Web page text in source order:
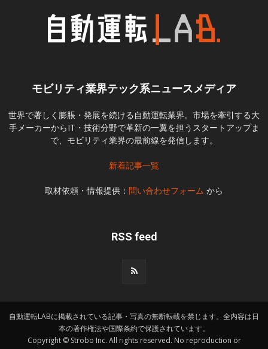
モビリティ業界テック系ニュースメディア
世界で著しく膨脹・発展を続ける自動運転業界。市場を牽引する大
手メーカーからIT・技術分野で革新の一翼を担うスタートアップま
で、モビリティ業界の最前線を発信します。
新着記事一覧
取材依頼・情報提供： 問い合わせフォーム から
RSS feed
自動運転LABに掲載されている記事・写真の無断転載を禁じます。全内容は日
本の著作権法や国際条約で保護されています。
Copyright © Strobo Inc. All rights reserved. No reproduction or